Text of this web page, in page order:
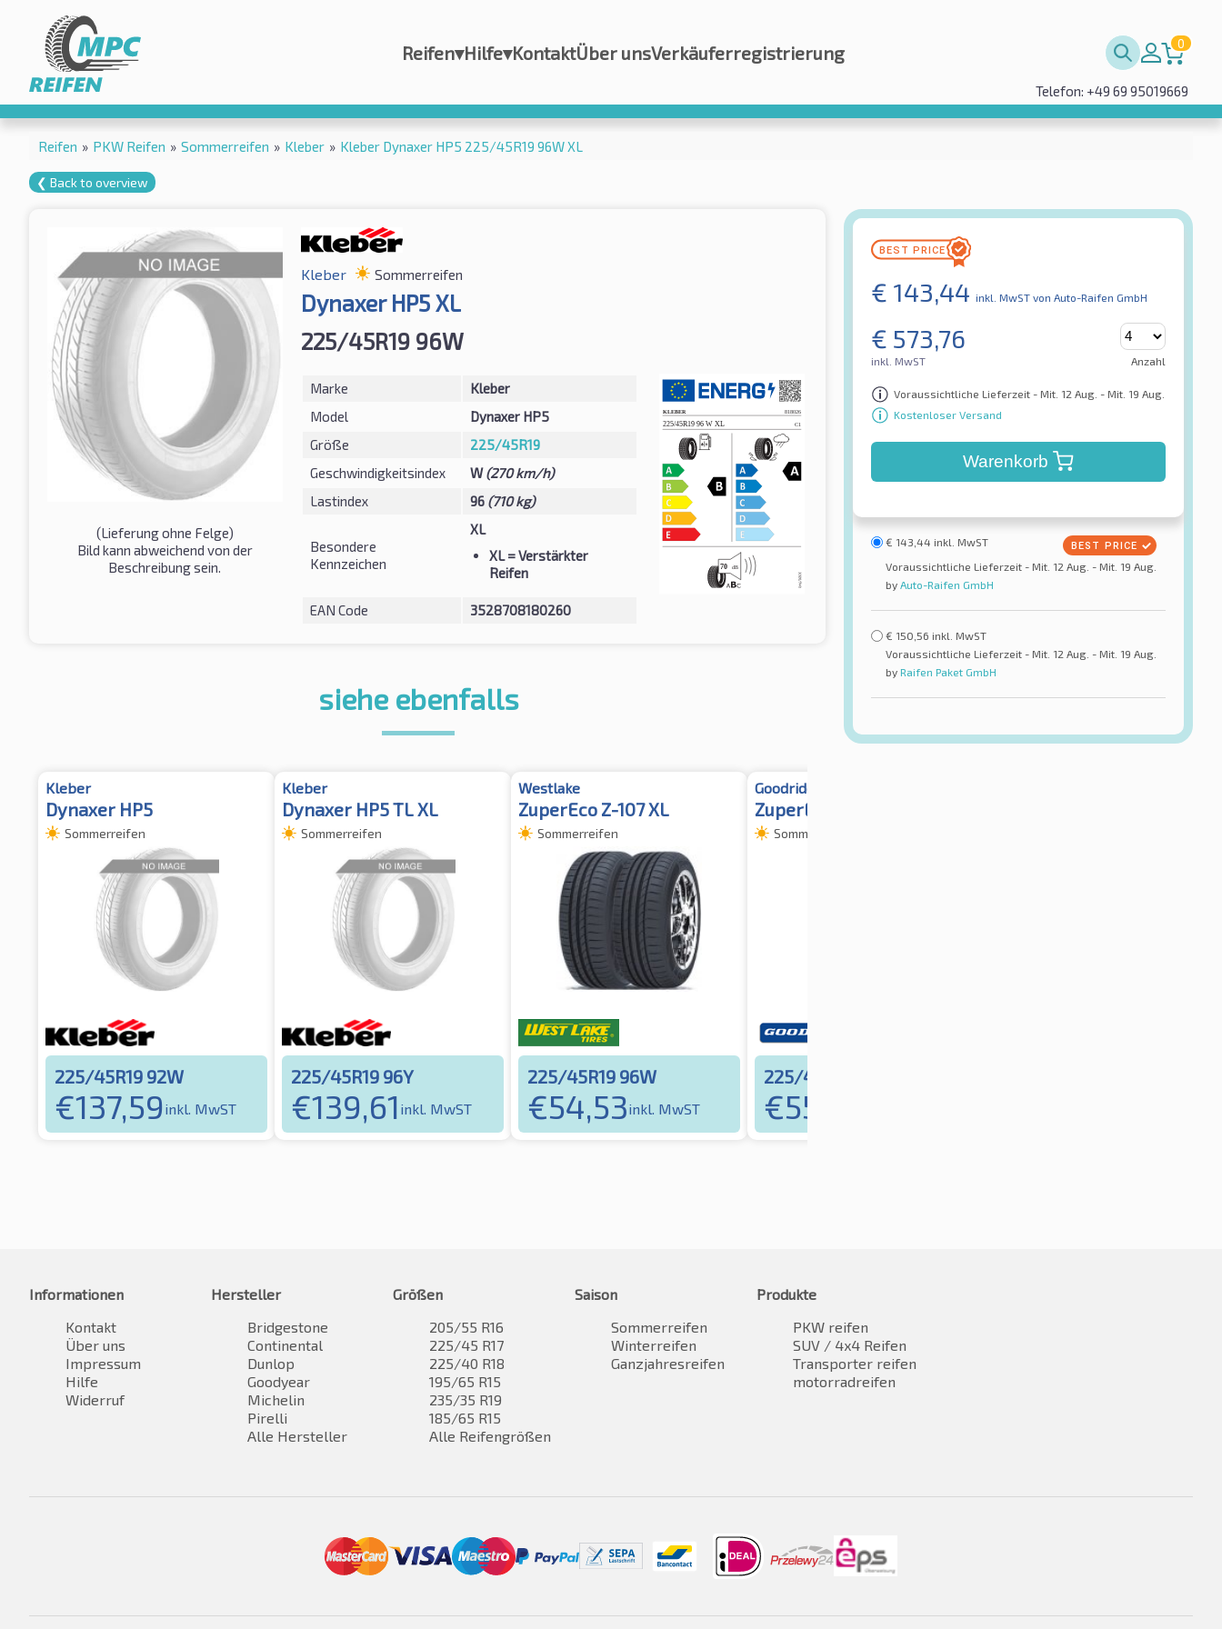
Reifen▾Hilfe▾KontaktÜber unsVerkäuferregistrierung 0
Telefon: +49 69 95019669
Reifen » PKW Reifen » Sommerreifen » Kleber » Kleber Dynaxer HP5 225/45R19 96W XL
❮ Back to overview
(Lieferung ohne Felge)
Bild kann abweichend von der
Beschreibung sein.
Kleber Sommerreifen
Dynaxer HP5 XL
225/45R19 96W
Marke
Kleber
Model
Dynaxer HP5
Größe
225/45R19
Geschwindigkeitsindex
W(270 km/h)
Lastindex
96 (710 kg)
Besondere
Kennzeichen
XL
XL= Verstärkter
Reifen
EAN Code 3528708180260
€ 143,44 inkl. MwST von Auto-Raifen GmbH
€ 573,76
inkl. MwST Anzahl
Voraussichtliche Lieferzeit - Mit. 12 Aug. - Mit. 19 Aug.
Kostenloser Versand
Warenkorb
€ 143,44 inkl. MwST
Voraussichtliche Lieferzeit - Mit. 12 Aug. - Mit. 19 Aug.
by Auto-Raifen GmbH
€ 150,56 inkl. MwST
Voraussichtliche Lieferzeit - Mit. 12 Aug. - Mit. 19 Aug.
by Raifen Paket GmbH
siehe ebenfalls
Kleber
Dynaxer HP5
Sommerreifen
225/45R19 92W
€137,59inkl. MwST
Kleber
Dynaxer HP5 TL XL
Sommerreifen
225/45R19 96Y
€139,61 inkl. MwST
Westlake
ZuperEco Z-107 XL
Sommerreifen
225/45R19 96W
€54,53inkl. MwST
Goodride
ZuperEco Z-107 XL
Sommerreifen
225/45R19 96W
€55,34
Informationen
Kontakt
Über uns
Impressum
Hilfe
Widerruf
Hersteller
Bridgestone
Continental
Dunlop
Goodyear
Michelin
Pirelli
Alle Hersteller
Größen
205/55 R16
225/45 R17
225/40 R18
195/65 R15
235/35 R19
185/65 R15
Alle Reifengrößen
Saison
Sommerreifen
Winterreifen
Ganzjahresreifen
Produkte
PKW reifen
SUV / 4x4 Reifen
Transporter reifen
motorradreifen